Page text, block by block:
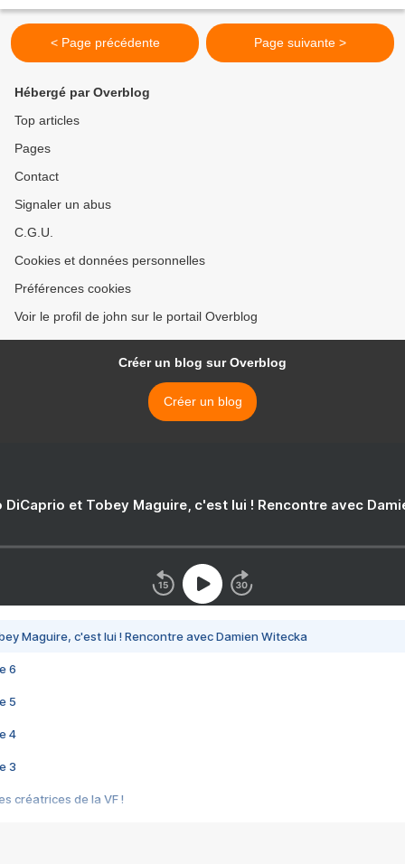
< Page précédente Page suivante >
Hébergé par Overblog
Top articles
Pages
Contact
Signaler un abus
C.G.U.
Cookies et données personnelles
Préférences cookies
Voir le profil de john sur le portail Overblog
Créer un blog sur Overblog
Créer un blog
DiCaprio et Tobey Maguire, c'est lui ! Rencontre avec
Maguire, c'est lui ! Rencontre avec Damien Witecka
6
5
4
3
créatrices de la VF !